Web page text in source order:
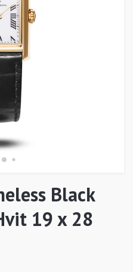
Black
19 x 28